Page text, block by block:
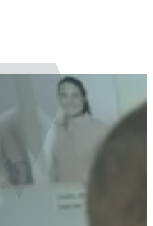
dine muligheder for
sygesikring fratrækker